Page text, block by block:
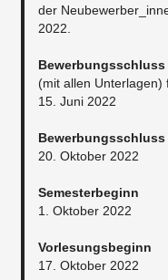
der
2022.
(mit allen
15. Juni 2022
20. Oktober 2022
Semesterbeginn
1. Oktober 2022
Vorlesungsbeginn
17. Oktober 2022